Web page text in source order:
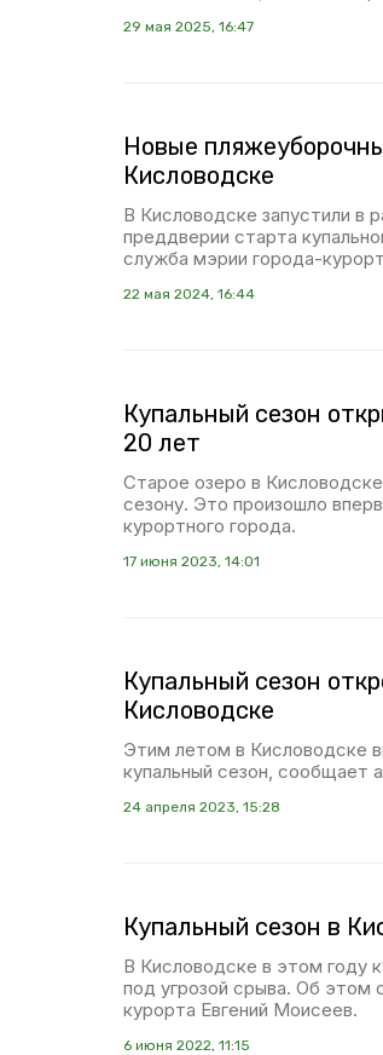
29 мая 2025, 16:47
Новые
Кисловодске
В Кисловодске запустили в
преддверии старта
служба мэрии города-
22 мая 2024, 16:44
Купальный сезон
20 лет
Старое озеро в
сезону. Это произошло
курортного города.
17 июня 2023, 14:01
Купальный сезон
Кисловодске
Этим летом в Кисловодске
купальный сезон, сообщает
24 апреля 2023, 15:28
Купальный сезон в
В Кисловодске в этом году
под угрозой срыва. Об этом
курорта Евгений Моисеев.
6 июня 2022, 11:15